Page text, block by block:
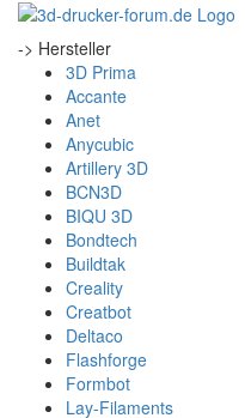
-> Hersteller
3D Prima
Accante
Anet
Anycubic
Artillery 3D
BCN3D
BIQU 3D
Bondtech
Buildtak
Creality
Creatbot
Deltaco
Flashforge
Formbot
Lay-Filaments